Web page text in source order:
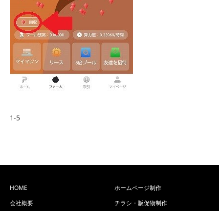
1-5
HOME
会社概要
ホームページ制作
チラシ・販促物制作